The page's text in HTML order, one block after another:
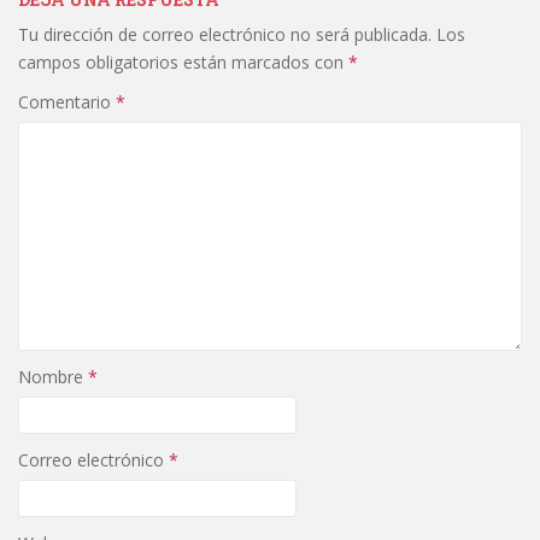
Tu dirección de correo electrónico no será publicada. Los
campos obligatorios están marcados con *
Comentario *
Nombre *
Correo electrónico *